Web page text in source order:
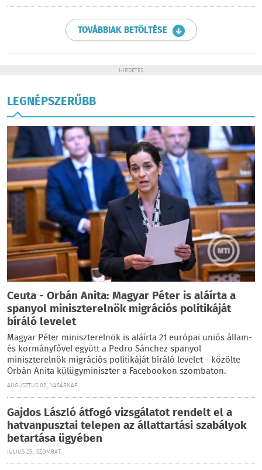
TOVÁBBIAK BETÖLTÉSE
HIRDETÉS
LEGNÉPSZERŰBB
Ceuta - Orbán Anita: Magyar Péter is aláírta a
spanyol miniszterelnök migrációs politikáját
bíráló levelet
Magyar Péter miniszterelnök is aláírta 21 európai uniós állam-
és kormányfővel együtt a Pedro Sánchez spanyol
miniszterelnök migrációs politikáját bíráló levelet - közölte
Orbán Anita külügyminiszter a Facebookon szombaton.
AUGUSZTUS 02., VASÁRNAP
Gajdos László átfogó vizsgálatot rendelt el a
hatvanpusztai telepen az állattartási szabályok
betartása ügyében
JÚLIUS 25., SZOMBAT